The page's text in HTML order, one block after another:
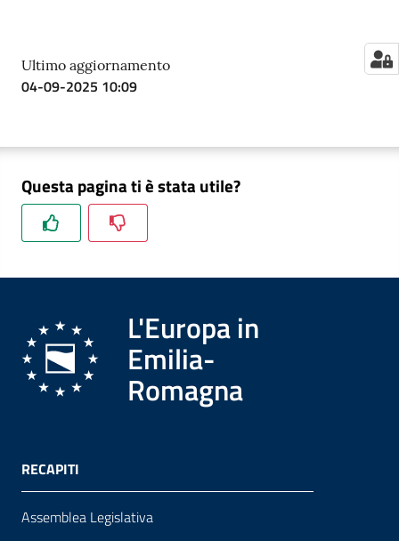
Ultimo aggiornamento
04-09-2025 10:09
Questa pagina ti è stata utile?
L'Europa in
Emilia-
Romagna
RECAPITI
Assemblea Legislativa